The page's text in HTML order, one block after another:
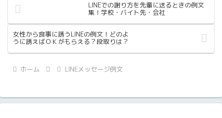
LINEでの謝り方を先輩に送るときの例文
集！学校・バイト先・会社
女性から食事に誘うLINEの例文！どのよ
うに誘えばＯＫがもらえる？段取りは？
ホーム LINEメッセージ例文